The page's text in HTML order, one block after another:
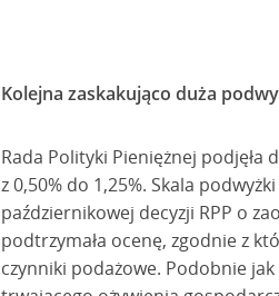
Kolejna zaskakująco duża
Rada Polityki Pieniężnej podjęła
z 0,50% do 1,25%. Skala
październikowej decyzji RPP o
podtrzymała ocenę, zgodnie z
czynniki podażowe. Podobnie